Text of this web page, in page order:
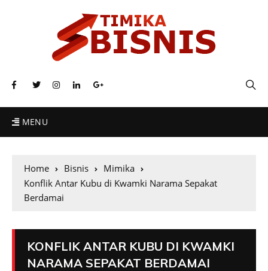
MENU
Home Bisnis
Mimika
Konflik Antar Kubu di Kwamki Narama Sepakat
Berdamai
KONFLIK ANTAR KUBU DI KWAMKI
NARAMA SEPAKAT BERDAMAI